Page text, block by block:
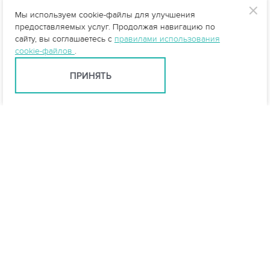
Мы используем cookie-файлы для улучшения
предоставляемых услуг. Продолжая навигацию по
сайту, вы соглашаетесь с правилами использования
cookie-файлов .
ПРИНЯТЬ